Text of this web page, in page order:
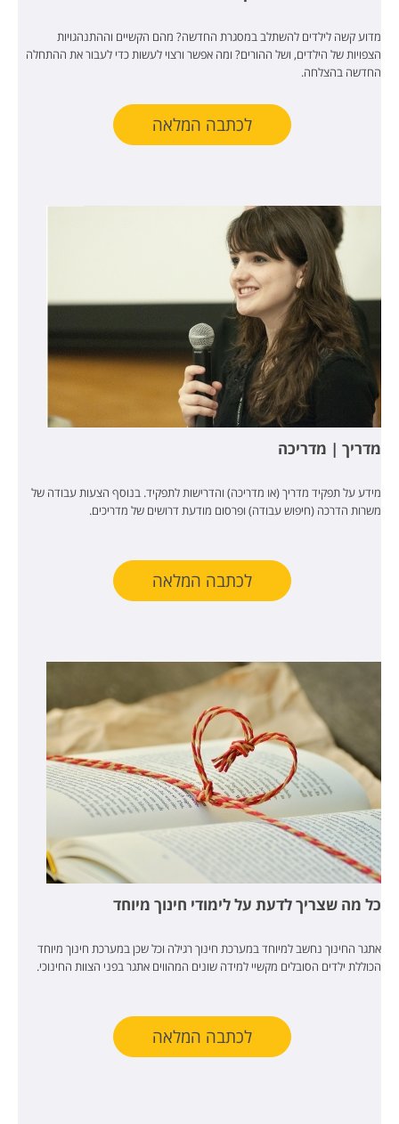
מדוע קשה לילדים להשתלב במסגרת החדשה? מהם הקשיים וההתנהגויות
הצפויות של הילדים, ושל ההורים? ומה אפשר ורצוי לעשות כדי לעבור את ההתחלה
החדשה בהצלחה.
לכתבה המלאה
מדריך | מדריכה
מידע על תפקיד מדריך (או מדריכה) והדרישות לתפקיד. בנוסף הצעות עבודה של
משרות הדרכה (חיפוש עבודה) ופרסום מודעת דרושים של מדריכים.
לכתבה המלאה
כל מה שצריך לדעת על לימודי חינוך מיוחד
אתגר החינוך נחשב למיוחד במערכת חינוך רגילה וכל שכן במערכת חינוך מיוחד
הכוללת ילדים הסובלים מקשיי למידה שונים המהווים אתגר בפני הצוות החינוכי.
לכתבה המלאה